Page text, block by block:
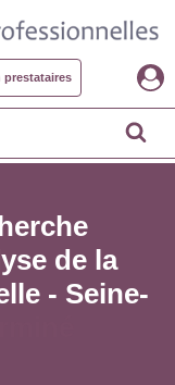
de la
- Seine-